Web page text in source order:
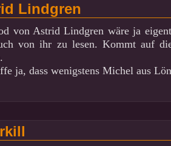
Lindgren
von Astrid Lindgren wäre ja
von ihr zu lesen. Kommt auf
ja, dass wenigstens Michel aus